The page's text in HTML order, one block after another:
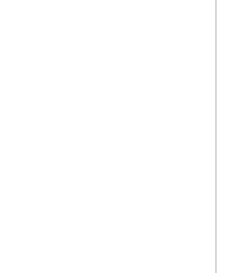
podzimní